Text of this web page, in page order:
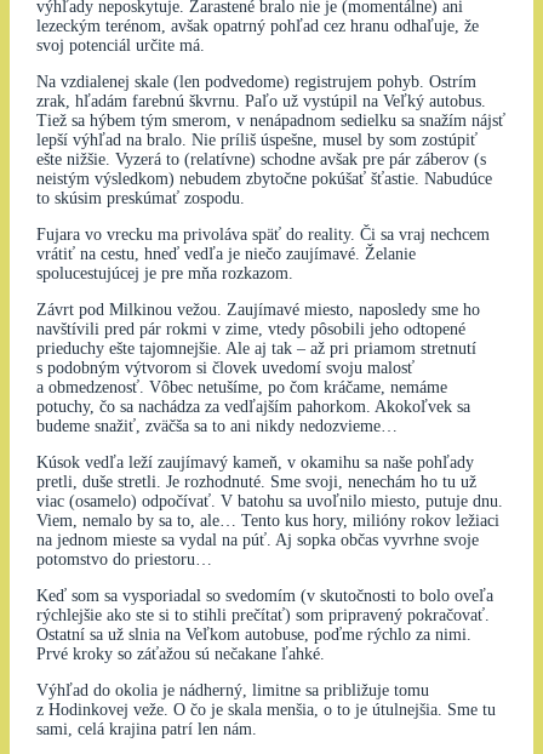
výhľady neposkytuje. Zarastené bralo nie je (momentálne) ani
lezeckým terénom, avšak opatrný pohľad cez hranu odhaľuje, že
svoj potenciál určite má.
Na vzdialenej skale (len podvedome) registrujem pohyb. Ostrím
zrak, hľadám farebnú škvrnu. Paľo už vystúpil na Veľký autobus.
Tiež sa hýbem tým smerom, v nenápadnom sedielku sa snažím nájsť
lepší výhľad na bralo. Nie príliš úspešne, musel by som zostúpiť
ešte nižšie. Vyzerá to (relatívne) schodne avšak pre pár záberov (s
neistým výsledkom) nebudem zbytočne pokúšať šťastie. Nabudúce
to skúsim preskúmať zospodu.
Fujara vo vrecku ma privoláva späť do reality. Či sa vraj nechcem
vrátiť na cestu, hneď vedľa je niečo zaujímavé. Želanie
spolucestujúcej je pre mňa rozkazom.
Závrt pod Milkinou vežou. Zaujímavé miesto, naposledy sme ho
navštívili pred pár rokmi v zime, vtedy pôsobili jeho odtopené
prieduchy ešte tajomnejšie. Ale aj tak – až pri priamom stretnutí
s podobným výtvorom si človek uvedomí svoju malosť
a obmedzenosť. Vôbec netušíme, po čom kráčame, nemáme
potuchy, čo sa nachádza za vedľajším pahorkom. Akokoľvek sa
budeme snažiť, zväčša sa to ani nikdy nedozvieme…
Kúsok vedľa leží zaujímavý kameň, v okamihu sa naše pohľady
pretli, duše stretli. Je rozhodnuté. Sme svoji, nenechám ho tu už
viac (osamelo) odpočívať. V batohu sa uvoľnilo miesto, putuje dnu.
Viem, nemalo by sa to, ale… Tento kus hory, milióny rokov ležiaci
na jednom mieste sa vydal na púť. Aj sopka občas vyvrhne svoje
potomstvo do priestoru…
Keď som sa vysporiadal so svedomím (v skutočnosti to bolo oveľa
rýchlejšie ako ste si to stihli prečítať) som pripravený pokračovať.
Ostatní sa už slnia na Veľkom autobuse, poďme rýchlo za nimi.
Prvé kroky so záťažou sú nečakane ľahké.
Výhľad do okolia je nádherný, limitne sa približuje tomu
z Hodinkovej veže. O čo je skala menšia, o to je útulnejšia. Sme tu
sami, celá krajina patrí len nám.